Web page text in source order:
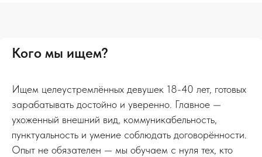
Кого мы ищем?
Ищем целеустремлённых девушек 18-40 лет, готовых
зарабатывать достойно и уверенно. Главное —
ухоженный внешний вид, коммуникабельность,
пунктуальность и умение соблюдать договорённости.
Опыт не обязателен — мы обучаем с нуля тех, кто